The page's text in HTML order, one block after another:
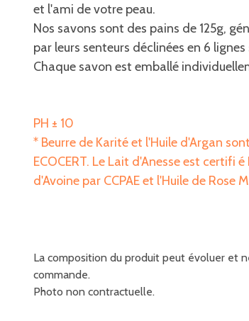
et l'ami de votre peau.
Nos savons sont des pains de 125g,
par leurs senteurs déclinées en 6
Chaque savon est emballé
PH ± 10
* Beurre de Karité et l'Huile d'Argan
ECOCERT. Le Lait d'Anesse est certifi
d'Avoine par CCPAE et l'Huile de Rose
La composition du produit peut évoluer et
commande.
Photo non contractuelle.